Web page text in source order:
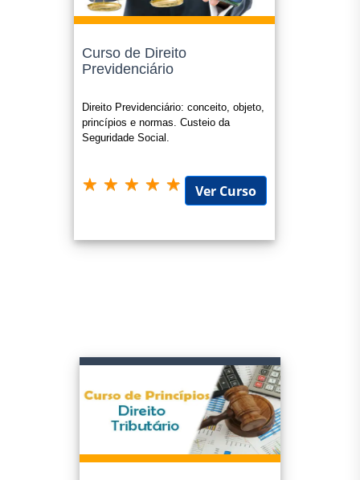
Curso de Direito
Previdenciário
Direito Previdenciário: conceito, objeto,
princípios e normas. Custeio da
Seguridade Social.
Ver Curso